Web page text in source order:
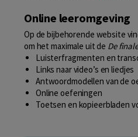
Online leeromgeving
Op de bijbehorende website
om het maximale uit de De finale
Luisterfragmenten en
Links naar video’s en liedjes
Antwoordmodellen van de
Online oefeningen
Toetsen en kopieerbladen